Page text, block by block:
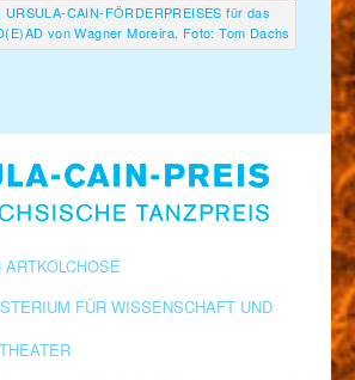
URSULA-CAIN-FÖRDERPREISES für das
von Wagner Moreira. Foto: Tom Dachs
FÜR WISSENSCHAFT UND